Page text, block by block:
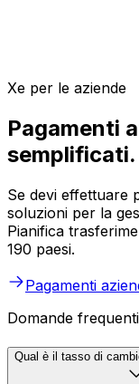
Xe per le aziende
Pagamenti
semplificati.
Se devi effettuare
soluzioni per la
Pianifica
190 paesi.
Pagamenti
Domande
Qual è il tasso di